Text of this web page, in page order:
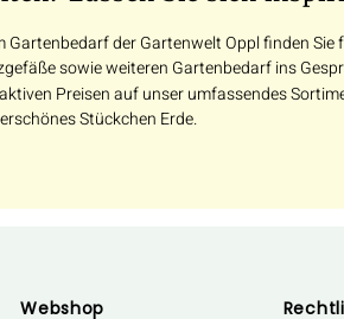
der Gartenwelt Oppl finden
sowie weiteren Gartenbedarf ins
Preisen auf unser umfassendes
Stückchen Erde.
Webshop